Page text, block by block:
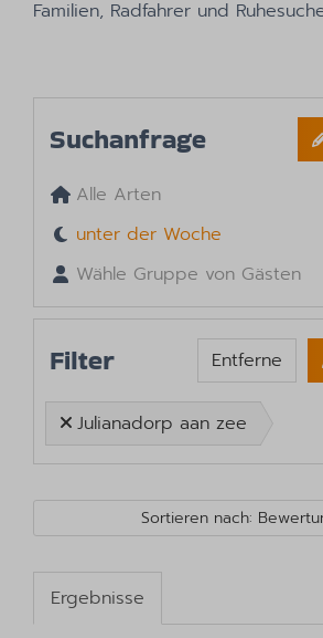
Familien, Radfahrer und
Suchanfrage
Alle Arten
unter der Woche
Wähle Gruppe von Gästen
Filter Entferne
Julianadorp aan zee
Sortieren nach:
Ergebnisse